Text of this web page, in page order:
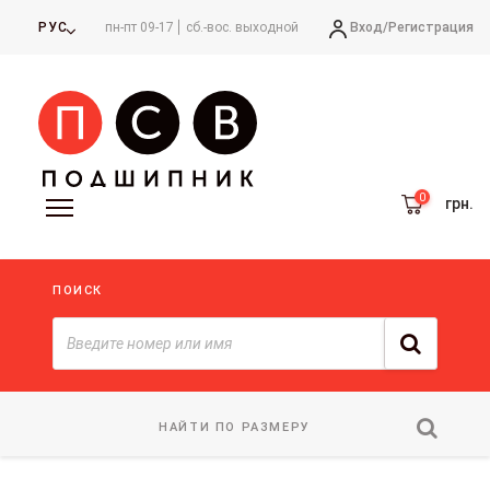
РУС пн-пт 09-17 сб.-вос. выходной Вход/Регистрация
грн.
ПОИСК
НАЙТИ ПО РАЗМЕРУ